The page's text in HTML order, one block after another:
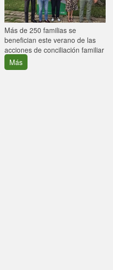
Más de 250 familias se
benefician este verano de las
acciones de conciliación familiar
Más